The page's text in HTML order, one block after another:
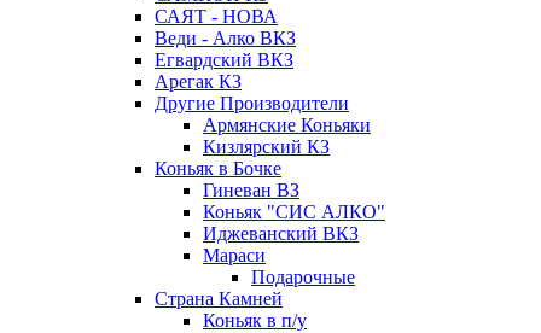
САЯТ - НОВА
Веди - Алко ВКЗ
Егвардский ВКЗ
Арегак КЗ
Другие Производители
Армянские Коньяки
Кизлярский КЗ
Коньяк в Бочке
Гиневан ВЗ
Коньяк "СИС АЛКО"
Иджеванский ВКЗ
Мараси
Подарочные
Страна Камней
Коньяк в п/у